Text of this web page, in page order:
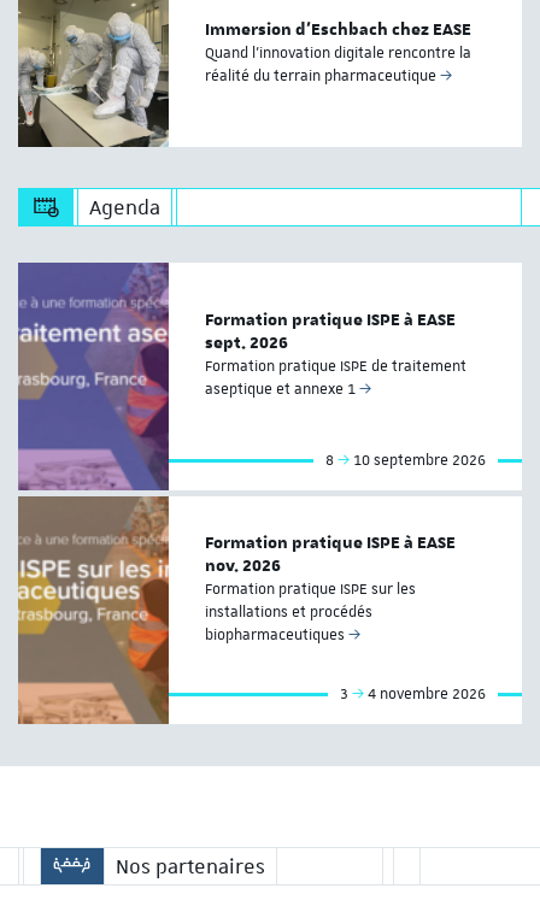
Immersion d’Eschbach chez EASE
Quand l’innovation digitale rencontre la
réalité du terrain pharmaceutique
Agenda
Formation pratique ISPE à EASE
sept. 2026
Formation pratique ISPE de traitement
aseptique et annexe 1
8 10 septembre 2026
Formation pratique ISPE à EASE
nov. 2026
Formation pratique ISPE sur les
installations et procédés
biopharmaceutiques
3 4 novembre 2026
Nos partenaires